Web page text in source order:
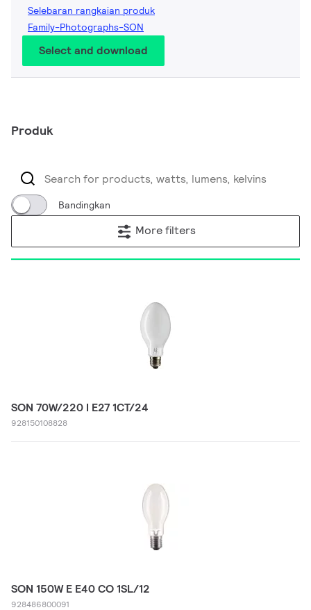
Selebaran rangkaian produk
Family-Photographs-SON
Select and download
Produk
Bandingkan
More filters
SON 70W/220 I E27 1CT/24
928150108828
SON 150W E E40 CO 1SL/12
928486800091